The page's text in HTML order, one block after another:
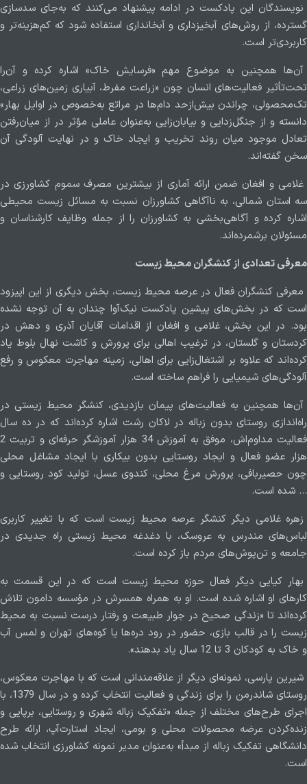
نویسندگان این پادکست در ادامه پیشنهاد می‌کنند که به‌جای سدسازی
گسترده، از روش‌های آبخیزداری و آبخانداری استفاده شود که کم‌هزینه‌تر و
کاربردی‌تر است.
آن‌ها همچنین به‌ موضوع مهم «فرسایش خاک» اشاره کرده و آن‌را
تحت‌تأثیر فعالیت‌های انسان چون «زراعت مفرط، آبیاری زمین‌های زراعی،
تک‌محصولی، چراندن بیش‌از‌حد دام‌ها در مراتع به‌خصوص در اوایل بهار»
دانسته و از جنگل‌زدایی و بیابان‌زایی به‌عنوان عاملی مؤثر در از میان‌رفتن
تعادل موجود میان روند تخریب و ایجاد خاک و در نهایت آلودگی آن
سخن گفته‌اند.
غلامی و افغان ضمن ارائه آماری از بیشترین مصرف سموم کشاورزی در
سه استان شمالی، به ناآگاهی کشاورزان نسبت به مسائل زیست محیطی
اشاره کرده و آگاهی‌بخشی به کشاورزان را از جمله وظایف کارشناسان و
مسئولان برشمرده‌اند.
معرفی تعدادی از کنشگران محیط زیست
معرفی کنشگران فعال در عرصه محیط زیست، بخش دیگری از این اپیزود
است که در بخش‌‎های پیشین پادکست نیک‌آوا چندان به آن توجه نشده
بود. در این بخش، غلامی و افغان از اقدامات آقایان آذری و دهش در
کردستان و گلستان، در ترغیب اهالی برای پرورش و کاشت نهال بلوط یاد
کرده‌اند که علاوه بر اشتغال‌زایی برای اهالی، زمینه مهاجرت معکوس و رفع
آلودگی‌های شیمیایی را فراهم ساخته است.
آن‌ها همچنین به فعالیت‌های پیمان بازدیدی، کنشگر محیط زیستی در
راه‌اندازی روستای بدون زباله در لاکان رشت اشاره کرده‌اند که در ده سال
فعالیت مداوم‌اش، موفق به آموزش 34 هزار آموزشگر حرفه‌ای و تربیت 2
هزار عضو فعال و ایجاد روستایی بدون بیکاری با ایجاد مشاغل محلی
چون حصیربافی، پرورش مرغ محلی، کندوی عسل، تولید کود روستایی و
... شده است.
زهره غلامی دیگر کنشگر عرصه محیط زیست است که با تغییر کاربری
لباس‌های مندرس به عروسک، با دغدغه محیط زیستی راه جدیدی در
جامعه و تن‌پوش‌های مردم باز کرده است.
بهار کیایی دیگر فعال حوزه محیط زیست است که در این قسمت به
کارهای او اشاره شده است. او به همراه همسرش در مؤسسه دامون تلاش
کرده‌اند تا «زندگی صحیح در جوار طبیعت و رفتار درست نسبت به محیط
زیست را در قالب بازی، حضور در رود دره‌ها یا کوه‌های تهران و لمس آب
و خاک به کودکان 3 تا 12 سال یاد بدهند».
شیرین پارسی، نمونه‌ای دیگر از علاقه‌مندانی است که با مهاجرت معکوس،
روستای شاندرمن را برای زندگی و فعالیت انتخاب کرده و در سال 1379، با
اجرای طرح‌های مختلف از جمله «تفکیک زباله شهری و روستایی، برپایی و
زنده‌کردن عرضه محصولات محلی و بومی، ایجاد استارت‌آپ، ارائه طرح
دانشگاهی تفکیک زباله از مبدأ» به‌عنوان مدیر نمونه کشاورزی انتخاب شده
است.